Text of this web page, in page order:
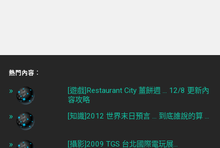
熱門內容︰
[遊戲]Restaurant City 薑餅週 ... 12/8 更新內
容攻略
[知識]2012 世界末日預言 ... 到底誰說的算 ...
[攝影]2009 TGS 台北國際電玩展...